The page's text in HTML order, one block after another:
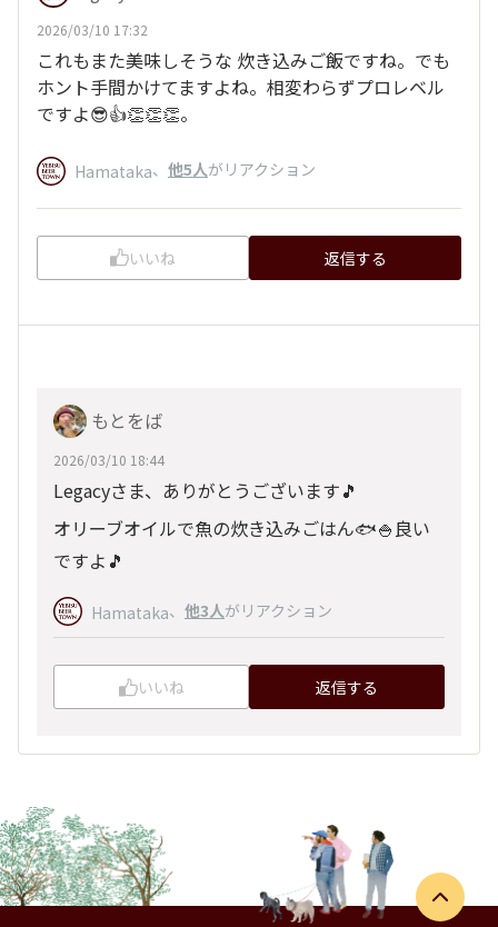
2026/03/10 17:32
これもまた美味しそうな 炊き込みご飯ですね。でも
ホント手間かけてますよね。相変わらずプロレベル
ですよ😎👍👏👏👏。
Hamataka、 他5人がリアクション
いいね 返信する
もとをば
2026/03/10 18:44
Legacyさま、ありがとうございます🎵
オリーブオイルで魚の炊き込みごはん🐟🍚良い
ですよ🎵
Hamataka、 他3人がリアクション
いいね 返信する